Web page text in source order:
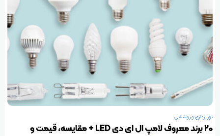
نورپردازی و روشنایی
۲۰ برند معروف لامپ ال ای دی LED +‌ مقایسه، قیمت و